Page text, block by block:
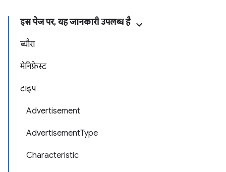
इस पेज पर, यह जानकारी उपलब्ध है
ब्यौरा
मेनिफ़ेस्ट
टाइप
Advertisement
AdvertisementType
Characteristic